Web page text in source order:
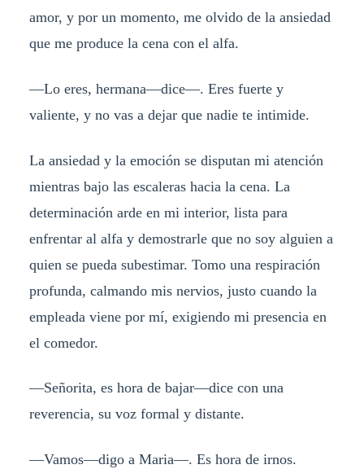
amor, y por un momento, me olvido de la ansiedad
que me produce la cena con el alfa.
—Lo eres, hermana—dice—. Eres fuerte y
valiente, y no vas a dejar que nadie te intimide.
La ansiedad y la emoción se disputan mi atención
mientras bajo las escaleras hacia la cena. La
determinación arde en mi interior, lista para
enfrentar al alfa y demostrarle que no soy alguien a
quien se pueda subestimar. Tomo una respiración
profunda, calmando mis nervios, justo cuando la
empleada viene por mí, exigiendo mi presencia en
el comedor.
—Señorita, es hora de bajar—dice con una
reverencia, su voz formal y distante.
—Vamos—digo a Maria—. Es hora de irnos.